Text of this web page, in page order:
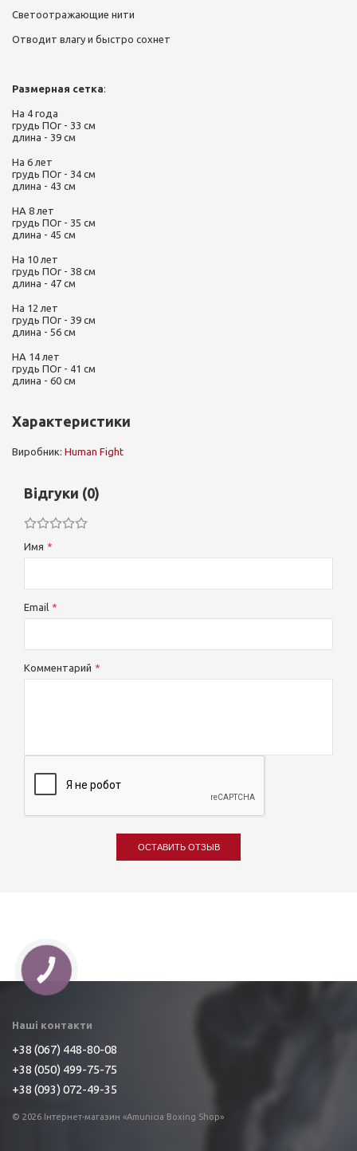
Светоотражающие нити
Отводит влагу и быстро сохнет
Размерная сетка:
На 4 года
грудь ПОг - 33 см
длина - 39 см
На 6 лет
грудь ПОг - 34 см
длина - 43 см
НА 8 лет
грудь ПОг - 35 см
длина - 45 см
На 10 лет
грудь ПОг - 38 см
длина - 47 см
На 12 лет
грудь ПОг - 39 см
длина - 56 см
НА 14 лет
грудь ПОг - 41 см
длина - 60 см
Характеристики
Виробник: Human Fight
Відгуки (0)
Имя
Email
Комментарий
ОСТАВИТЬ ОТЗЫВ
Наші контакти
+38 (067) 448-80-08
+38 (050) 499-75-75
+38 (093) 072-49-35
© 2026 Інтернет-магазин «Amunicia Boxing Shop»